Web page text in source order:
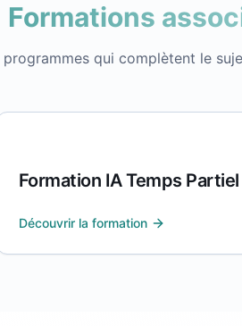
Formations
programmes qui complètent le
Formation IA Temps Partiel
Découvrir la formation